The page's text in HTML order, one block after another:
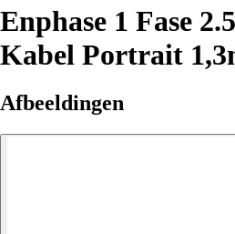
Enphase 1 Fase
Kabel Portrait
Afbeeldingen